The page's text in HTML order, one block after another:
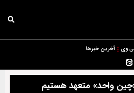
وی آخرین خبرها
واحد» متعهد هستیم